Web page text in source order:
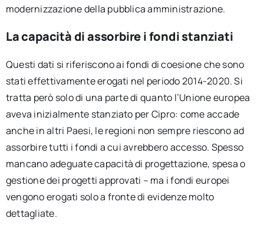
modernizzazione della pubblica amministrazione.
La capacità di assorbire i fondi stanziati
Questi dati si riferiscono ai fondi di coesione che sono
stati effettivamente erogati nel periodo 2014-2020. Si
tratta però solo di una parte di quanto l’Unione europea
aveva inizialmente stanziato per Cipro: come accade
anche in altri Paesi, le regioni non sempre riescono ad
assorbire tutti i fondi a cui avrebbero accesso. Spesso
mancano adeguate capacità di progettazione, spesa o
gestione dei progetti approvati – ma i fondi europei
vengono erogati solo a fronte di evidenze molto
dettagliate.